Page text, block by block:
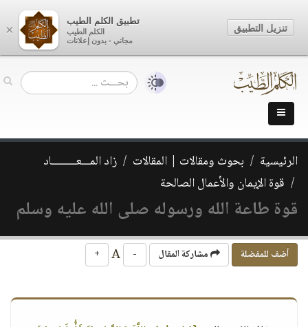
الرئيسية بحوث ومقالات | المقالات
زاد المـــعـــــــــاد
قوة الإيمان والأعمال الصالحة
قوة طاعة الله ورسوله صلى الله عليه وسلم
أضف للمفضلة مشاركة المقال -
+
×
تطبيق الكلم الطيب
الكلم الطيب
مجاني - بدون إعلانات
تنزيل التطبيق